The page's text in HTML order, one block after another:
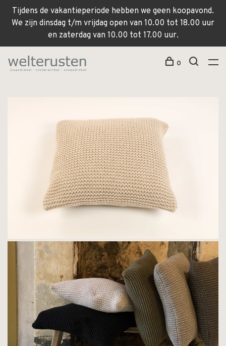
Tijdens de vakantieperiode hebben we geen koopavond.
We zijn dinsdag t/m vrijdag open van 10.00 tot 18.00 uur
en zaterdag van 10.00 tot 17.00 uur.
0